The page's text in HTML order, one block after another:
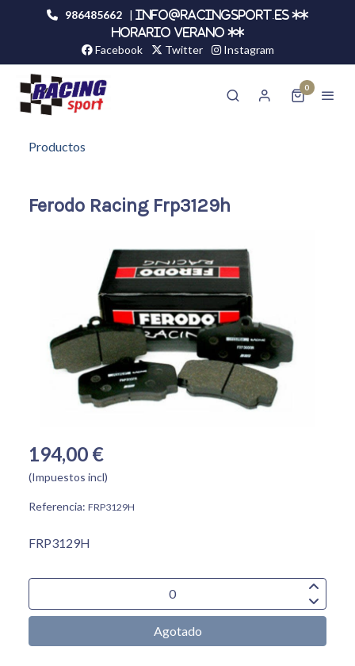
986485662 |
info@racingsport.es **
HORARIO VERANO **
Facebook Twitter Instagram
0
Productos
Ferodo Racing Frp3129h
194,00 €
(Impuestos incl)
Referencia: FRP3129H
FRP3129H
Agotado